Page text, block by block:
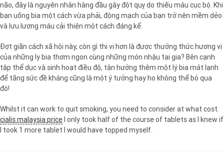
não, đây là nguyên nhân hàng đầu gây đột quỵ do thiếu máu cục bộ. Khi
bạn uống bia một cách vừa phải, động mạch của bạn trở nên mềm dẻo
và lưu lượng máu cải thiện một cách đáng kể.
Đợt giãn cách xã hội này, còn gì thi vị hơn là được thưởng thức hương vị
của những ly bia thơm ngon cùng những món nhậu tại gia? Bên cạnh
tập thể dục và sinh hoạt điều độ, tận hưởng thêm một lý bia mát lạnh
để tăng sức đề kháng cũng là một ý tưởng hay ho không thể bỏ qua
đó!
Whilst it can work to quit smoking, you need to consider at what cost.
cialis malaysia priceI only took half of the course of tablets as I knew if
I took 1 more tablet I would have topped myself.